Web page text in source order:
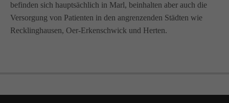
befinden sich hauptsächlich in Marl, beinhalten aber auch die
Versorgung von Patienten in den angrenzenden Städten wie
Recklinghausen, Oer-Erkenschwick und Herten.